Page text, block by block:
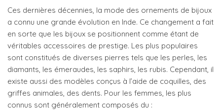
Ces dernières décennies, la mode des ornements de bijoux
a connu une grande évolution en Inde. Ce changement a fait
en sorte que les bijoux se positionnent comme étant de
véritables accessoires de prestige. Les plus populaires
sont constitués de diverses pierres tels que les perles, les
diamants, les émeraudes, les saphirs, les rubis. Cependant, il
existe aussi des modèles conçus à l’aide de coquilles, des
griffes animales, des dents. Pour les femmes, les plus
connus sont généralement composés du :